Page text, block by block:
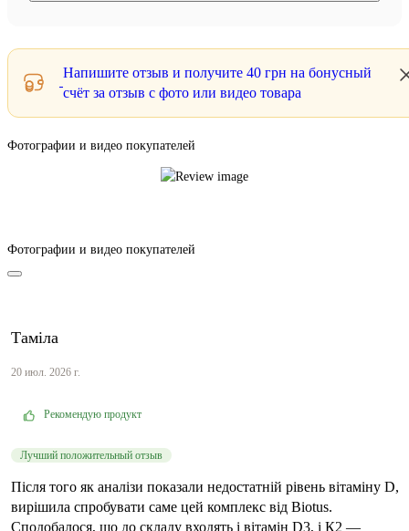
Напишите отзыв и получите 40 грн на бонусный
счёт за отзыв с фото или видео товара
Фотографии и видео покупателей
Фотографии и видео покупателей
Таміла
20 июл. 2026 г.
Рекомендую продукт
Лучший положительный отзыв
Після того як аналізи показали недостатній рівень вітаміну D,
вирішила спробувати саме цей комплекс від Biotus.
Сподобалося, що до складу входять і вітамін D3, і К2 —